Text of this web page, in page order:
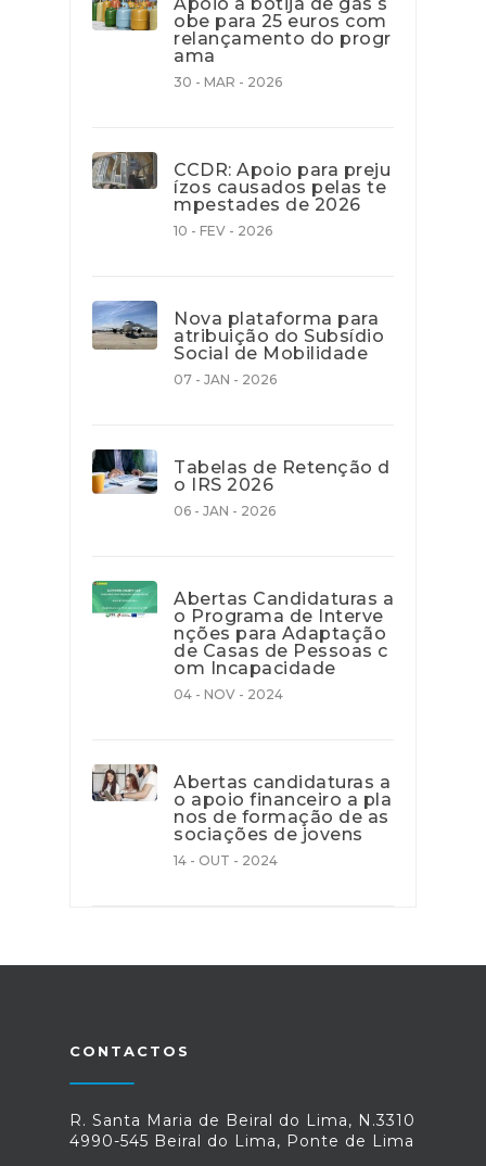
Apoio à botija de gás s
obe para 25 euros com
relançamento do progr
ama
30 - MAR - 2026
CCDR: Apoio para preju
ízos causados pelas te
mpestades de 2026
10 - FEV - 2026
Nova plataforma para
atribuição do Subsídio
Social de Mobilidade
07 - JAN - 2026
Tabelas de Retenção d
o IRS 2026
06 - JAN - 2026
Abertas Candidaturas a
o Programa de Interve
nções para Adaptação
de Casas de Pessoas c
om Incapacidade
04 - NOV - 2024
Abertas candidaturas a
o apoio financeiro a pla
nos de formação de as
sociações de jovens
14 - OUT - 2024
CONTACTOS
R. Santa Maria de Beiral do Lima, N.3310
4990-545 Beiral do Lima, Ponte de Lima